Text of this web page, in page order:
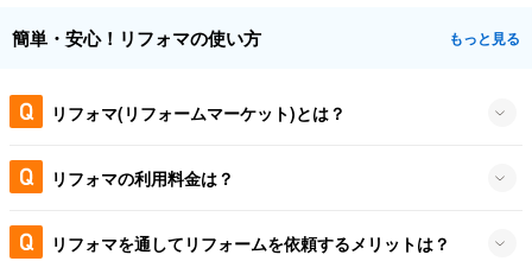
簡単・安心！リフォマの使い方 もっと見る
リフォマ(リフォームマーケット)とは？
リフォマの利用料金は？
リフォマを通してリフォームを依頼するメリットは？